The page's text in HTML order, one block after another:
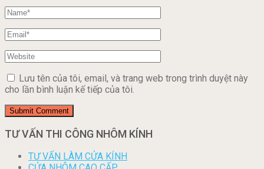
Lưu tên của tôi, email, và trang web trong trình duyệt này
cho lần bình luận kế tiếp của tôi.
TƯ VẤN THI CÔNG NHÔM KÍNH
TƯ VẤN LÀM CỬA KÍNH